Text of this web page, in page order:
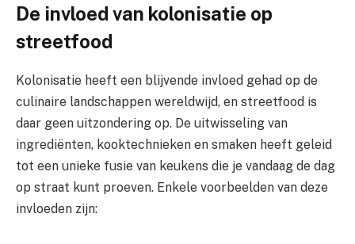
De invloed van kolonisatie op
streetfood
Kolonisatie heeft een blijvende invloed gehad op de
culinaire landschappen wereldwijd, en streetfood is
daar geen uitzondering op. De uitwisseling van
ingrediënten, kooktechnieken en smaken heeft geleid
tot een unieke fusie van keukens die je vandaag de dag
op straat kunt proeven. Enkele voorbeelden van deze
invloeden zijn: